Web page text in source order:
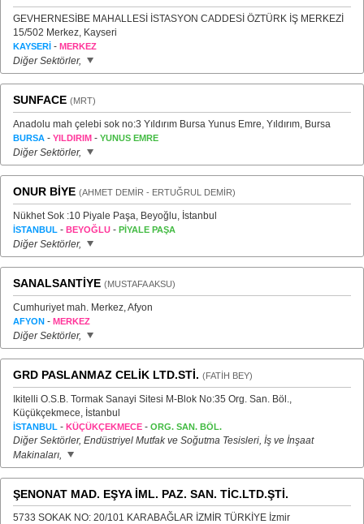
GEVHERNESİBE MAHALLESİ İSTASYON CADDESİ ÖZTÜRK İŞ MERKEZİ
15/502 Merkez, Kayseri
KAYSERİ - MERKEZ
Diğer Sektörler,
SUNFACE (MRT)
Anadolu mah çelebi sok no:3 Yıldırım Bursa Yunus Emre, Yıldırım, Bursa
BURSA - YILDIRIM - YUNUS EMRE
Diğer Sektörler,
ONUR BİYE (AHMET DEMİR - ERTUĞRUL DEMİR)
Nükhet Sok :10 Piyale Paşa, Beyoğlu, İstanbul
İSTANBUL - BEYOĞLU - PİYALE PAŞA
Diğer Sektörler,
SANALSANTİYE (MUSTAFA AKSU)
Cumhuriyet mah. Merkez, Afyon
AFYON - MERKEZ
Diğer Sektörler,
GRD PASLANMAZ CELİK LTD.STİ. (FATİH BEY)
Ikitelli O.S.B. Tormak Sanayi Sitesi M-Blok No:35 Org. San. Böl.,
Küçükçekmece, İstanbul
İSTANBUL - KÜÇÜKÇEKMECE - ORG. SAN. BÖL.
Diğer Sektörler, Endüstriyel Mutfak ve Soğutma Tesisleri, İş ve İnşaat
Makinaları,
ŞENONAT MAD. EŞYA İML. PAZ. SAN. TİC.LTD.ŞTİ.
5733 SOKAK NO: 20/101 KARABAĞLAR İZMİR TÜRKİYE İzmir